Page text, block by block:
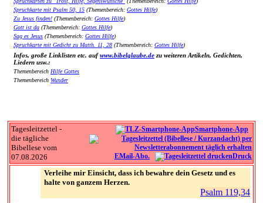
Spruchkarte mit Psalm 50, 15 (Themenbereich: Gottes Hilfe)
Zu Jesus finden! (Themenbereich: Gottes Hilfe)
Gott ist da (Themenbereich: Gottes Hilfe)
Sag es Jesus (Themenbereich: Gottes Hilfe)
Spruchkarte mit Gedicht zu Matth. 11, 28 (Themenbereich: Gottes Hilfe)
Infos, große Linklisten etc. aufwww.bibelglaube.de zu weiteren Artikeln, Gedichten,
Liedern usw.:
Themenbereich Hilfe Gottes
Themenbereich Wunder
Tagesleitzettel -
die tägliche
Bibellese vom
07.08.2026
Smartphone-App
EMail-Abo. Druck
Verleihe mir Einsicht, dass ich bewahre dein Gesetz und es
halte von ganzem Herzen.
Psalm 119,34